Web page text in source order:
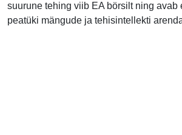
suurune tehing viib EA börsilt ning avab
peatüki mängude ja tehisintellekti